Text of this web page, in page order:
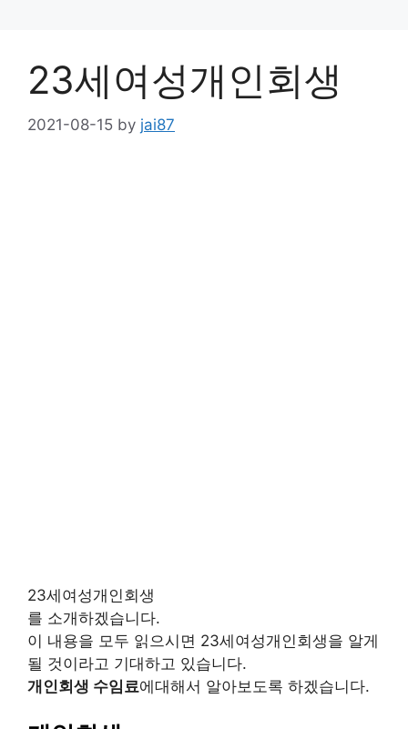
23세여성개인회생
2021-08-15 by jai87
23세여성개인회생
를 소개하겠습니다.
이 내용을 모두 읽으시면 23세여성개인회생을 알게
될 것이라고 기대하고 있습니다.
개인회생 수임료에대해서 알아보도록 하겠습니다.